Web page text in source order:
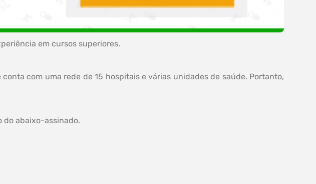
em cursos superiores.
com uma rede de 15 hospitais e várias unidades de saúde. Portanto,
do abaixo-assinado.